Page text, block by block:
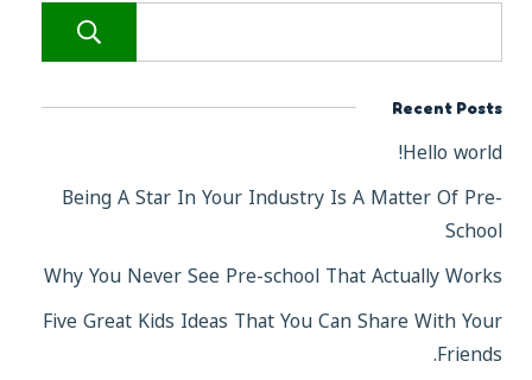
Recent Posts
Hello world!
Being A Star In Your Industry Is A Matter Of Pre-
School
Why You Never See Pre-school That Actually Works
Five Great Kids Ideas That You Can Share With Your
Friends.